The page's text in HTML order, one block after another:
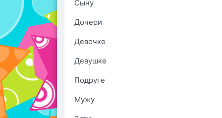
Сыну
Дочери
Девочке
Девушке
Подруге
Мужу